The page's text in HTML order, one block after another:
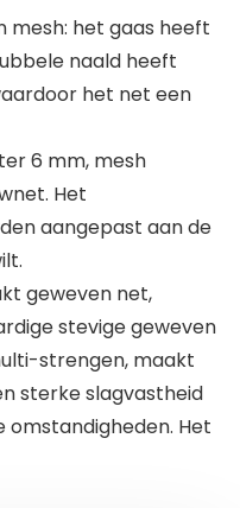
mesh: het gaas heeft
naald heeft
het net een
6 mm, mesh
Het
aangepast aan de
geweven net,
stevige geweven
strengen, maakt
sterke slagvastheid
omstandigheden. Het